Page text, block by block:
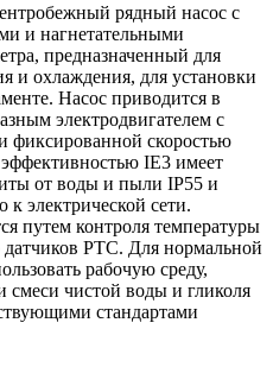
рядный насос с
и нагнетательными
предназначенный для
и охлаждения, для установки
Насос приводится в
электродвигателем с
фиксированной скоростью
IE3 имеет
от воды и пыли IP55 и
к электрической сети.
путем контроля температуры
PTC. Для нормальной
рабочую среду,
чистой воды и гликоля
стандартами